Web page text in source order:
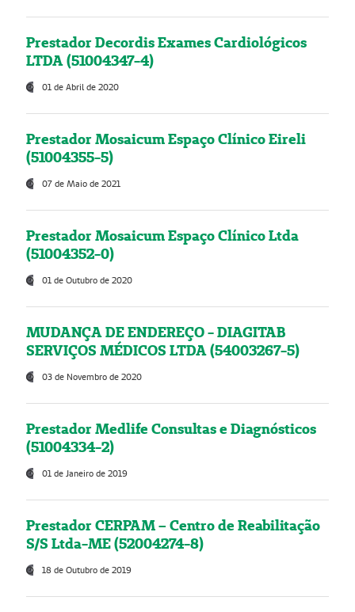
Prestador Decordis Exames Cardiológicos
LTDA (51004347-4)
01 de Abril de 2020
Prestador Mosaicum Espaço Clínico Eireli
(51004355-5)
07 de Maio de 2021
Prestador Mosaicum Espaço Clínico Ltda
(51004352-0)
01 de Outubro de 2020
MUDANÇA DE ENDEREÇO - DIAGITAB
SERVIÇOS MÉDICOS LTDA (54003267-5)
03 de Novembro de 2020
Prestador Medlife Consultas e Diagnósticos
(51004334-2)
01 de Janeiro de 2019
Prestador CERPAM – Centro de Reabilitação
S/S Ltda-ME (52004274-8)
18 de Outubro de 2019